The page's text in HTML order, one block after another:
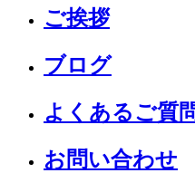
ご挨拶
ブログ
よくあるご質
お問い合わせ